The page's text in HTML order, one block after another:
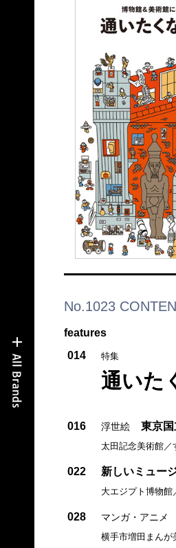
No.1023
features
014
特集
通いた
016 浮世絵 東京
太田記念美術館／
022 新しいミュー
大エジプト博物
028 マンガ・アニメ
横手市増田まんが